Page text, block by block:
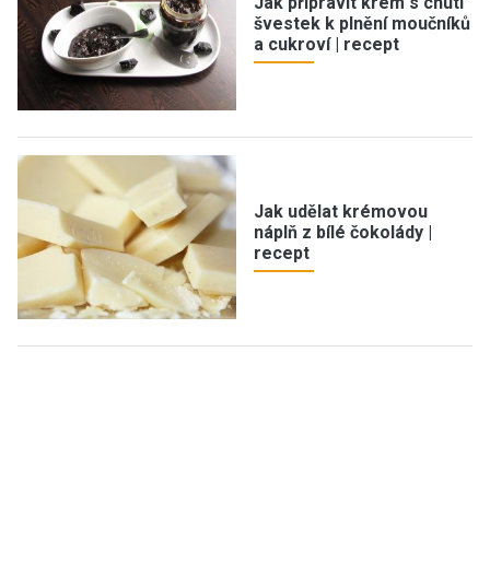
švestek k plnění moučníků
a cukroví | recept
Jak udělat krémovou
náplň z bílé čokolády |
recept